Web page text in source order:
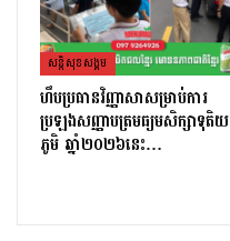
សន្តិសុខសង្គម
ហឹបប្រធានវិញ្ញាសាសម្រាប់ការ
ប្រឡងសញ្ញាបត្រ​មធ្យមសិក្សាទុតិយ
ភូមិ ឆ្នាំ២០២៦នេះ…